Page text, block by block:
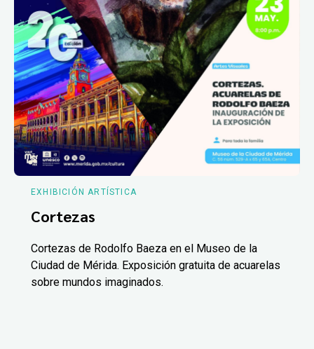
EXHIBICIÓN ARTÍSTICA
Cortezas
Cortezas de Rodolfo Baeza en el Museo de la
Ciudad de Mérida. Exposición gratuita de acuarelas
sobre mundos imaginados.